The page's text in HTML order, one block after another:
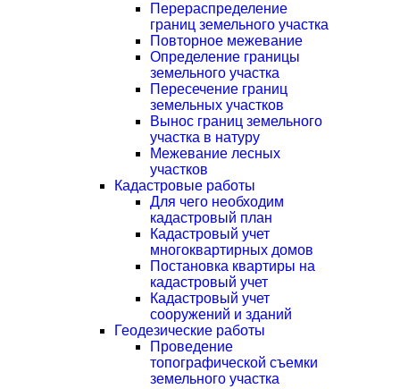
Перераспределение
границ земельного участка
Повторное межевание
Определение границы
земельного участка
Пересечение границ
земельных участков
Вынос границ земельного
участка в натуру
Межевание лесных
участков
Кадастровые работы
Для чего необходим
кадастровый план
Кадастровый учет
многоквартирных домов
Постановка квартиры на
кадастровый учет
Кадастровый учет
сооружений и зданий
Геодезические работы
Проведение
топографической съемки
земельного участка